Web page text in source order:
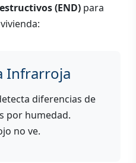
(END) para
Infrarroja
diferencias de
por humedad.
no ve.